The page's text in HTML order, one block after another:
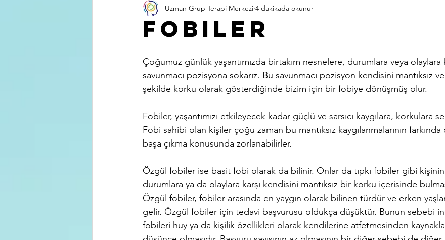
Fobiler
Uzman Grup Terapi Merkezi 4 dakikada okunur
Çoğumuz günlük yaşantımızda birtakım nesnelere, durumlara veya olaylara
savunmacı pozisyona sokarız. Bu savunmacı pozisyon kendisini mantıksız
şekilde korku olarak gösterdiğinde bizim için bir fobiye dönüşmüş olur.
Fobiler, yaşantımızı etkileyecek kadar güçlü ve sarsıcı kaygılara, korkulara
Fobi sahibi olan kişiler çoğu zaman bu mantıksız kaygılanmalarının
başa çıkma konusunda zorlanabilirler.
Özgül fobiler ise basit fobi olarak da bilinir. Onlar da tıpkı fobiler gibi kişinin
durumlara ya da olaylara karşı kendisini mantıksız bir korku içerisinde
Özgül fobiler, fobiler arasında en yaygın olarak bilinen türdür ve erken
gelir. Özgül fobiler için tedavi başvurusu oldukça düşüktür. Bunun sebebi
fobileri huy ya da kişilik özellikleri olarak kendilerine atfetmesinden